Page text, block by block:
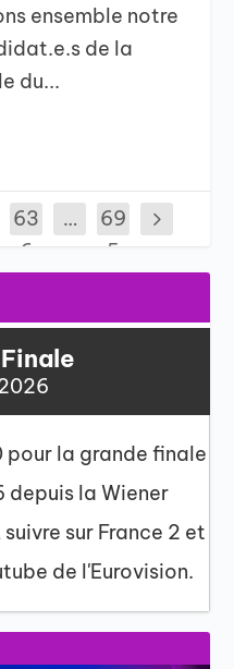
ensemble notre
de la
du...
63
6
…
69
5
pour la grande finale
depuis la Wiener
sur France 2 et
de l'Eurovision.